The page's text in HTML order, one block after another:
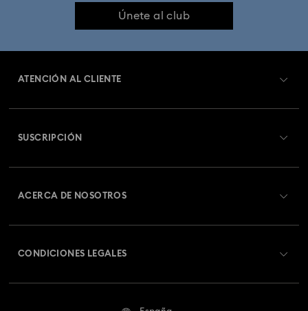
Únete al club
ATENCIÓN AL CLIENTE
Cambios y devoluciones
Estado de la reparación
SUSCRIPCIÓN
ACERCA DE NOSOTROS
CONDICIONES LEGALES